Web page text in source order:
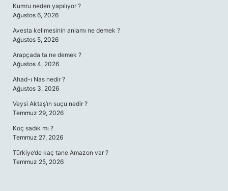
Kumru neden yapılıyor ?
Ağustos 6, 2026
Avesta kelimesinin anlamı ne demek ?
Ağustos 5, 2026
Arapçada ta ne demek ?
Ağustos 4, 2026
Ahad-ı Nas nedir ?
Ağustos 3, 2026
Veysi Aktaş’ın suçu nedir ?
Temmuz 29, 2026
Koç sadık mı ?
Temmuz 27, 2026
Türkiye’de kaç tane Amazon var ?
Temmuz 25, 2026